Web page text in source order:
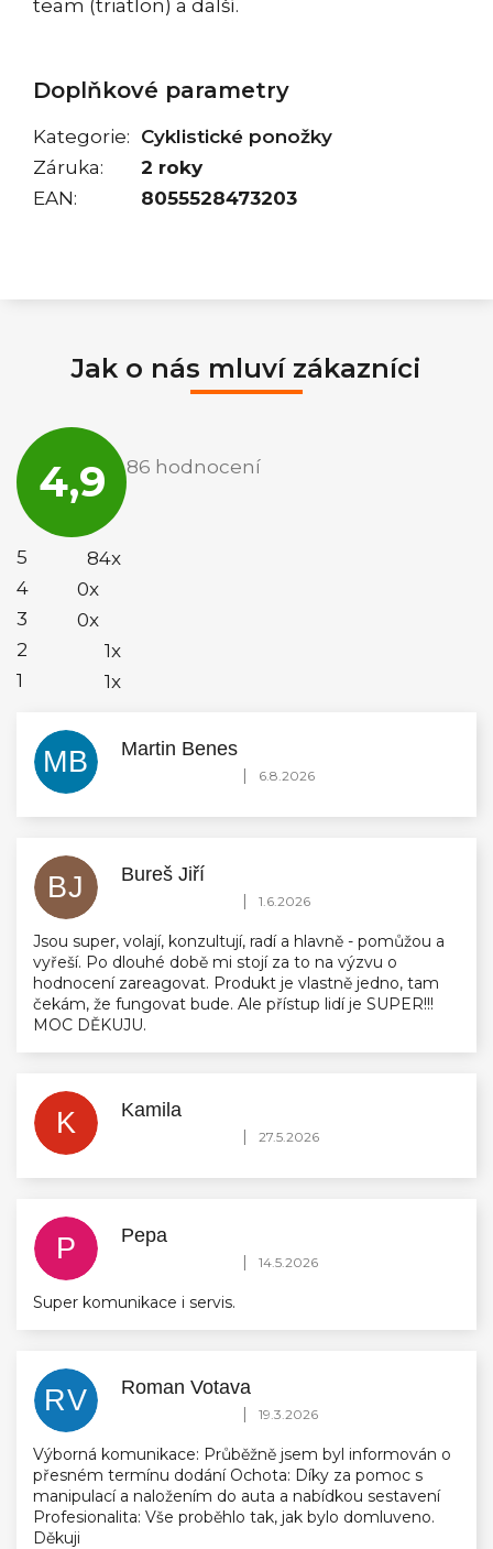
team (triatlon) a další.
Doplňkové parametry
Kategorie: Cyklistické ponožky
Záruka:
2 roky
EAN: 8055528473203
Jak o nás mluví zákazníci
4,9
obchodu
je
86 hodnocení
5
84x
4
0x
3
0x
2
1x
1
1x
MB Martin Benes
Hodnocení obchodu je 5 z 5 hvězdiček.
| 6.8.2026
BJ Bureš Jiří
Hodnocení obchodu je 5 z 5 hvězdiček.
| 1.6.2026
Jsou super, volají, konzultují, radí a hlavně - pomůžou a
vyřeší. Po dlouhé době mi stojí za to na výzvu o
hodnocení zareagovat. Produkt je vlastně jedno, tam
čekám, že fungovat bude. Ale přístup lidí je SUPER!!!
MOC DĚKUJU.
K Kamila
Hodnocení obchodu je 5 z 5 hvězdiček.
| 27.5.2026
P Pepa
Hodnocení obchodu je 5 z 5 hvězdiček.
| 14.5.2026
Super komunikace i servis.
RV Roman Votava
Hodnocení obchodu je 5 z 5 hvězdiček.
| 19.3.2026
Výborná komunikace: Průběžně jsem byl informován o
přesném termínu dodání Ochota: Díky za pomoc s
manipulací a naložením do auta a nabídkou sestavení
Profesionalita: Vše proběhlo tak, jak bylo domluveno.
Děkuji